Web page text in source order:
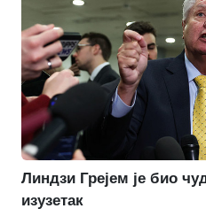
Линдзи Грејем је био
изузетак